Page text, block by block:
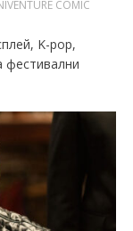
COMIC
K-pop,
фестивални